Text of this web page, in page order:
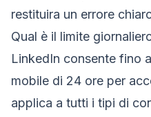
restituira un errore
Qual è il limite
LinkedIn consente fino
mobile di 24 ore per
applica a tutti i tipi di